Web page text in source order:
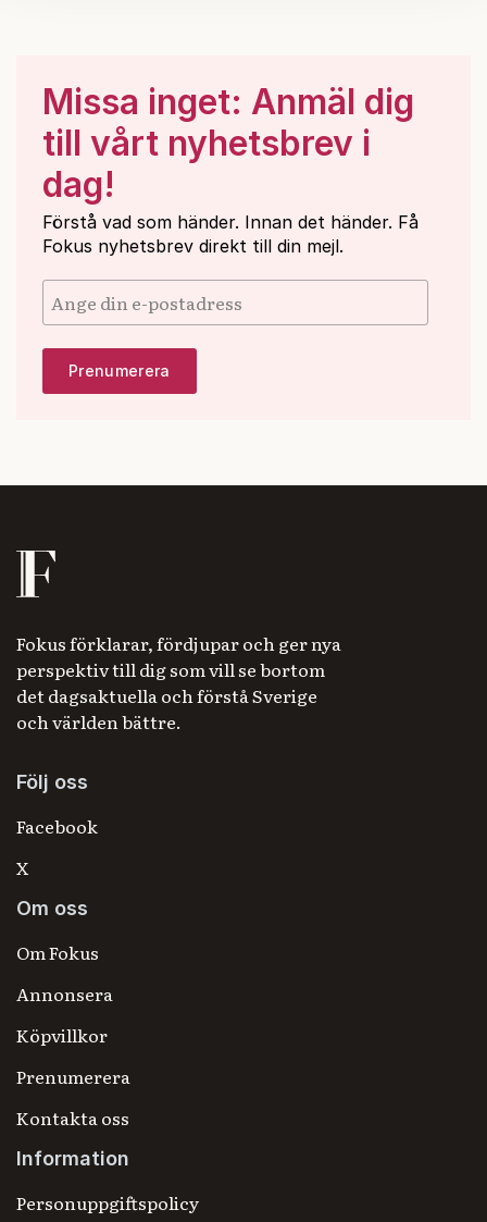
Missa inget: Anmäl dig
till vårt nyhetsbrev i
dag!
Förstå vad som händer. Innan det händer. Få
Fokus nyhetsbrev direkt till din mejl.
Fokus förklarar, fördjupar och ger nya
perspektiv till dig som vill se bortom
det dagsaktuella och förstå Sverige
och världen bättre.
Följ oss
Facebook
X
Om oss
Om Fokus
Annonsera
Köpvillkor
Prenumerera
Kontakta oss
Information
Personuppgiftspolicy